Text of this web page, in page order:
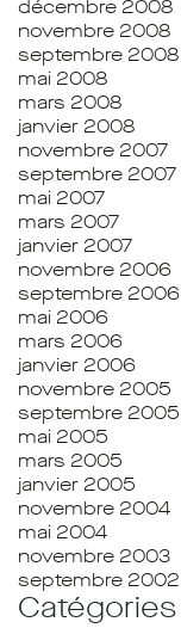
décembre 2008
novembre 2008
septembre 2008
mai 2008
mars 2008
janvier 2008
novembre 2007
septembre 2007
mai 2007
mars 2007
janvier 2007
novembre 2006
septembre 2006
mai 2006
mars 2006
janvier 2006
novembre 2005
septembre 2005
mai 2005
mars 2005
janvier 2005
novembre 2004
mai 2004
novembre 2003
septembre 2002
Catégories